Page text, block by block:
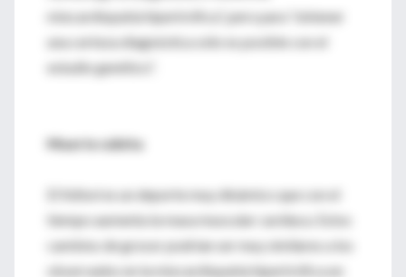
miocardiopatía hipertrófica”, pero para “obtener
una certeza diagnóstica sólo es posible con el
estudio genético”.
Muerte súbita
El fútbol es un deporte muy dinámico que con el
tiempo aumenta la masa muscular cardíaca. Estos
cambios de grosor podrían ser muy similares a los
observados en la miocardiopatía hipertrófica en